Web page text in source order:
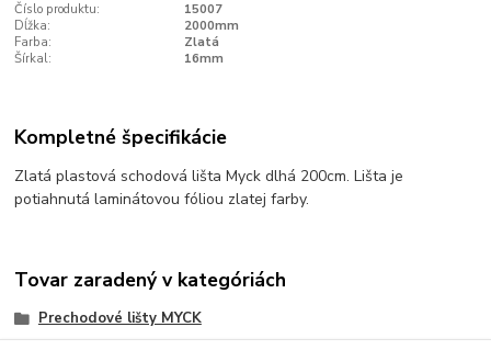
Číslo produktu:
15007
Dĺžka:
2000mm
Farba:
Zlatá
Šírkal:
16mm
Kompletné špecifikácie
Zlatá plastová schodová lišta Myck dlhá 200cm. Lišta je
potiahnutá laminátovou fóliou zlatej farby.
Tovar zaradený v kategóriách
Prechodové lišty MYCK